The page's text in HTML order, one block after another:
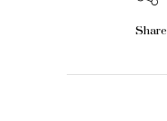
Share